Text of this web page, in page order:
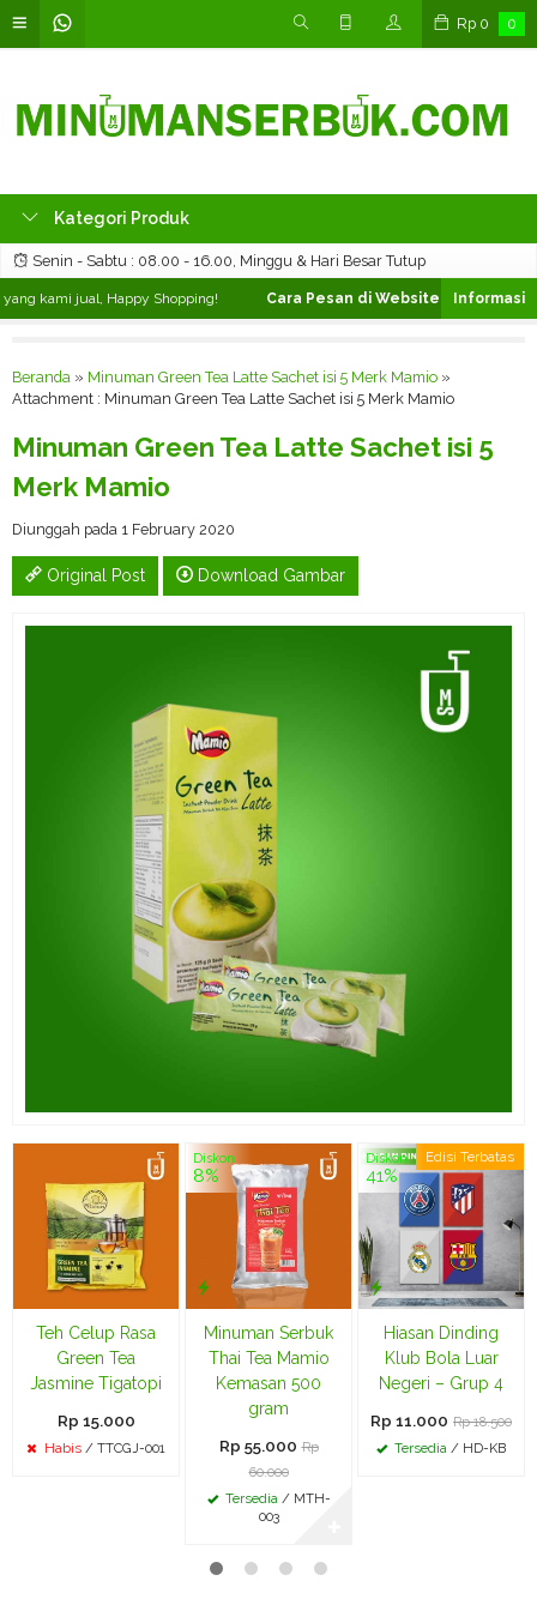
Rp 0 0
Kategori Produk
Senin - Sabtu : 08.00 - 16.00, Minggu & Hari Besar Tutup
kami jual, Happy Shopping! Cara Pesan di Website ❯ Silahkan
Beranda » Minuman Green Tea Latte Sachet isi 5 Merk Mamio »
Attachment : Minuman Green Tea Latte Sachet isi 5 Merk Mamio
Minuman Green Tea Latte Sachet isi 5
Merk Mamio
Diunggah pada 1 February 2020
Original Post Download Gambar
Teh Celup Rasa
Green Tea
Jasmine Tigatopi
Rp 15.000
Habis / TTCGJ-001
Diskon
8%
Minuman Serbuk
Thai Tea Mamio
Kemasan 500
gram
Rp 55.000 Rp
60.000
Tersedia/ MTH-
003
Edisi Terbatas
Diskon
41%
Hiasan Dinding
Klub Bola Luar
Negeri – Grup 4
Rp 11.000 Rp 18.500
Tersedia / HD-KB